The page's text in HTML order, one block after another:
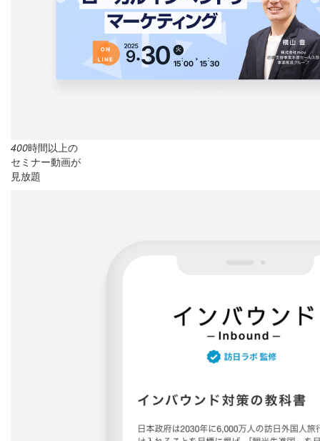
400時間以上の
セミナー動画が
見放題